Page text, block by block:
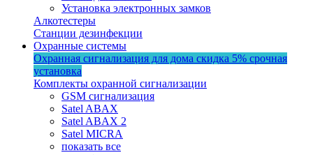
Установка электронных замков
Алкотестеры
Станции дезинфекции
Охранные системы
Охранная сигнализация для дома скидка 5% срочная
установка
Комплекты охранной сигнализации
GSM сигнализация
Satel ABAX
Satel ABAX 2
Satel MICRA
показать все